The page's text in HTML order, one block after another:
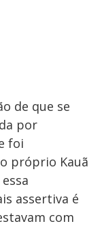
de que se
por
foi
próprio Kauã
assertiva é
com